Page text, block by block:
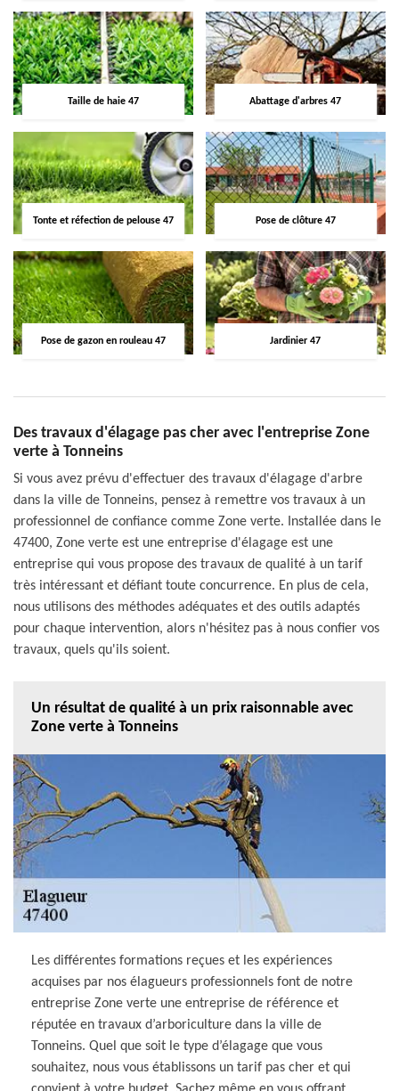
Taille de haie 47 Abattage d'arbres 47
Tonte et réfection de pelouse 47 Pose de clôture 47
Pose de gazon en rouleau 47 Jardinier 47
Des travaux d'élagage pas cher avec l'entreprise Zone
verte à Tonneins
Si vous avez prévu d'effectuer des travaux d'élagage d'arbre
dans la ville de Tonneins, pensez à remettre vos travaux à un
professionnel de confiance comme Zone verte. Installée dans le
47400, Zone verte est une entreprise d'élagage est une
entreprise qui vous propose des travaux de qualité à un tarif
très intéressant et défiant toute concurrence. En plus de cela,
nous utilisons des méthodes adéquates et des outils adaptés
pour chaque intervention, alors n'hésitez pas à nous confier vos
travaux, quels qu'ils soient.
Un résultat de qualité à un prix raisonnable avec
Zone verte à Tonneins
Les différentes formations reçues et les expériences
acquises par nos élagueurs professionnels font de notre
entreprise Zone verte une entreprise de référence et
réputée en travaux d’arboriculture dans la ville de
Tonneins. Quel que soit le type d’élagage que vous
souhaitez, nous vous établissons un tarif pas cher et qui